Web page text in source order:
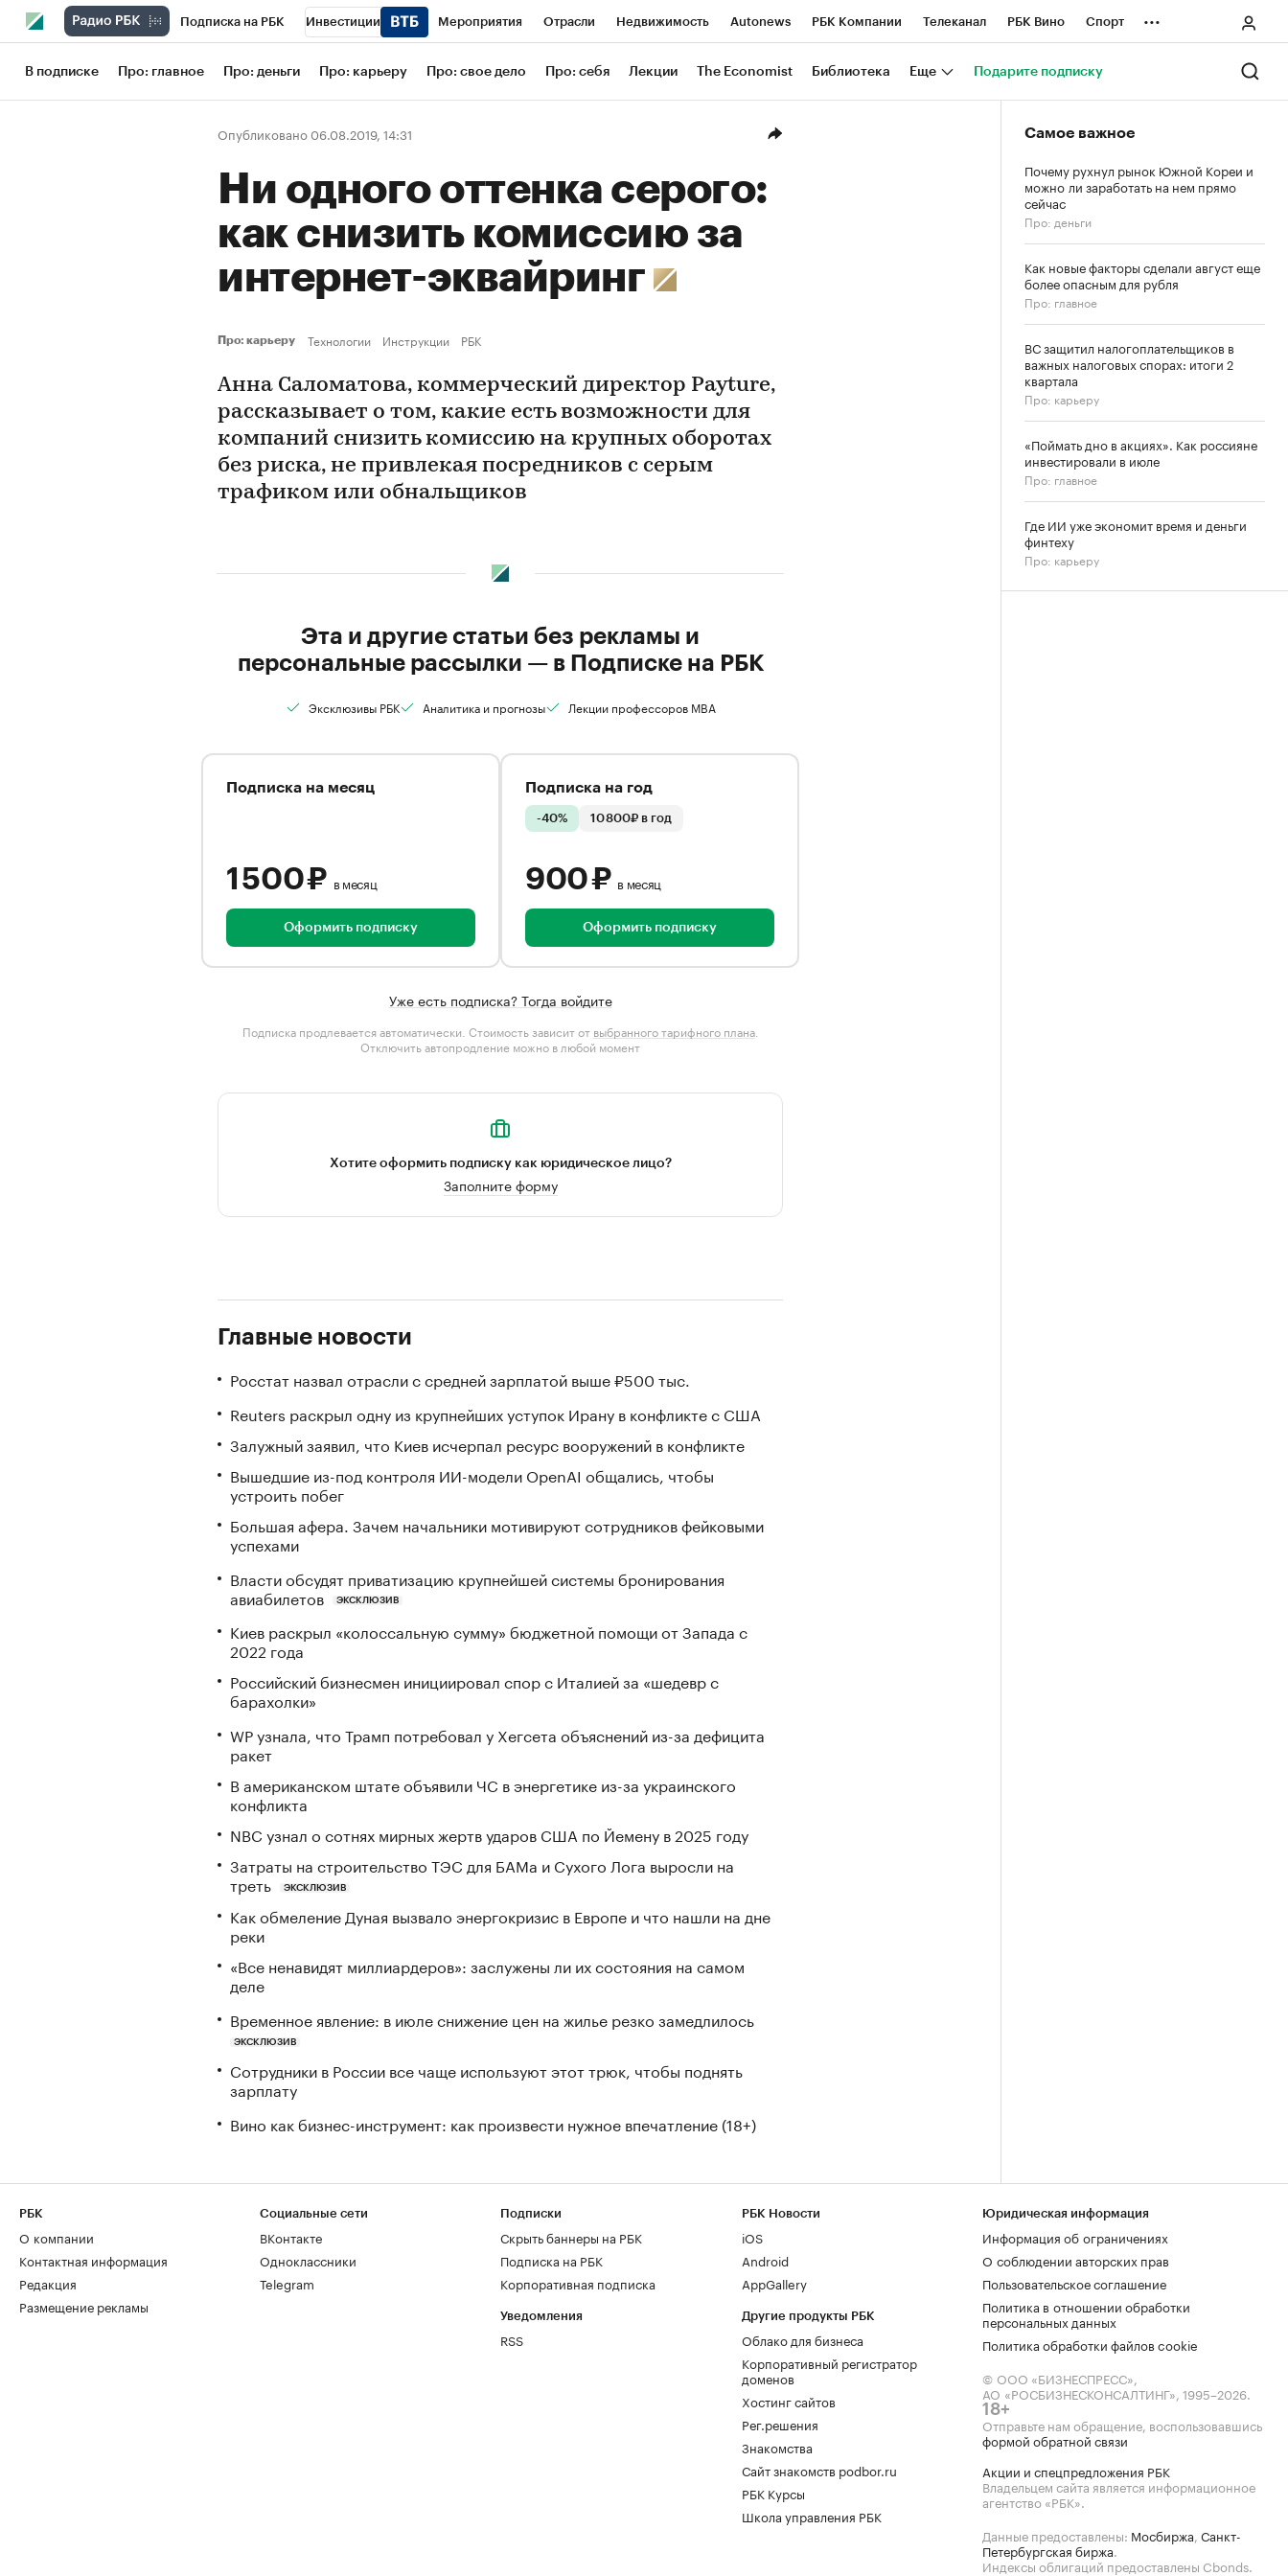
Подписка на РБК Инвестиции Мероприятия Отрасли Недвижимость Autonews РБК Компании Телеканал РБК Вино Спорт
Школа управления РБК РБК Образование РБК Life Тренды Визионеры Национальные проекты Город
Рынок наличной валюты
...
В подписке Про: главное Про: деньги Про: карьеру Про: свое дело Про: себя Лекции The Economist Библиотека Еще Подарите подписку
Опубликовано 06.08.2019, 14:31
Ни одного оттенка серого:
как снизить комиссию за
интернет-эквайринг
Про: карьеру Технологии Инструкции РБК
Анна Саломатова, коммерческий директор Payture,
рассказывает о том, какие есть возможности для
компаний снизить комиссию на крупных оборотах
без риска, не привлекая посредников с серым
трафиком или обнальщиков
Эта и другие статьи без рекламы и
персональные рассылки — в Подписке на РБК
Эксклюзивы РБК Аналитика и прогнозы Лекции профессоров MBA
Подписка на месяц
1 500 ₽ в месяц
Оформить подписку
Подписка на год
-40% 10 800₽ в год
900 ₽ в месяц
Оформить подписку
Уже есть подписка? Тогда войдите
Подписка продлевается автоматически. Стоимость зависит от выбранного тарифного плана.
Отключить автопродление можно в любой момент
Хотите оформить подписку как юридическое лицо?
Заполните форму
Главные новости
Росстат назвал отрасли с средней зарплатой выше ₽500 тыс.
Reuters раскрыл одну из крупнейших уступок Ирану в конфликте с США
Залужный заявил, что Киев исчерпал ресурс вооружений в конфликте
Вышедшие из-под контроля ИИ-модели OpenAI общались, чтобы
устроить побег
Большая афера. Зачем начальники мотивируют сотрудников фейковыми
успехами
Власти обсудят приватизацию крупнейшей системы бронирования
авиабилетов
ЭКСКЛЮЗИВ
Киев раскрыл «колоссальную сумму» бюджетной помощи от Запада с
2022 года
Российский бизнесмен инициировал спор с Италией за «шедевр с
барахолки»
WP узнала, что Трамп потребовал у Хегсета объяснений из-за дефицита
ракет
В американском штате объявили ЧС в энергетике из-за украинского
конфликта
NBC узнал о сотнях мирных жертв ударов США по Йемену в 2025 году
Затраты на строительство ТЭС для БАМа и Сухого Лога выросли на
треть
ЭКСКЛЮЗИВ
Как обмеление Дуная вызвало энергокризис в Европе и что нашли на дне
реки
«Все ненавидят миллиардеров»: заслужены ли их состояния на самом
деле
Временное явление: в июле снижение цен на жилье резко замедлилось
ЭКСКЛЮЗИВ
Сотрудники в России все чаще используют этот трюк, чтобы поднять
зарплату
Вино как бизнес-инструмент: как произвести нужное впечатление (18+)
Самое важное
Почему рухнул рынок Южной Кореи и
можно ли заработать на нем прямо
сейчас
Про: деньги
Как новые факторы сделали август еще
более опасным для рубля
Про: главное
ВС защитил налогоплательщиков в
важных налоговых спорах: итоги 2
квартала
Про: карьеру
«Поймать дно в акциях». Как россияне
инвестировали в июле
Про: главное
Где ИИ уже экономит время и деньги
финтеху
Про: карьеру
РБК
О компании
Контактная информация
Редакция
Размещение рекламы
Социальные сети
ВКонтакте
Одноклассники
Telegram
Подписки
Скрыть баннеры на РБК
Подписка на РБК
Корпоративная подписка
Уведомления
RSS
РБК Новости
iOS
Android
AppGallery
Другие продукты РБК
Облако для бизнеса
Корпоративный регистратор
доменов
Хостинг сайтов
Рег.решения
Знакомства
Сайт знакомств podbor.ru
РБК Курсы
Школа управления РБК
Юридическая информация
Информация об ограничениях
О соблюдении авторских прав
Пользовательское соглашение
Политика в отношении обработки
персональных данных
Политика обработки файлов cookie
© ООО «БИЗНЕСПРЕСС»,
АО «РОСБИЗНЕСКОНСАЛТИНГ», 1995–2026.
18+
Отправьте нам обращение, воспользовавшись
формой обратной связи
Акции и спецпредложения РБК
Владельцем сайта является информационное
агентство «РБК».
Данные предоставлены: Мосбиржа, Санкт-
Петербургская биржа.
Индексы облигаций предоставлены Cbonds.